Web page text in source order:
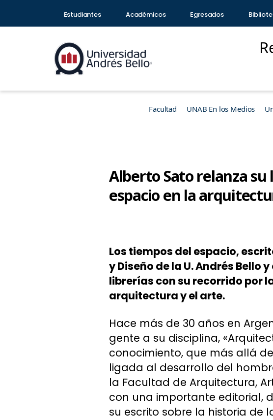
Estudiantes Académicos Egresados
Facultad UNAB En los Medios
Alberto Sato relanza
espacio en la
Los tiempos del espacio,
y Diseño de la U. Andrés Bello
librerías con su recorrido por
arquitectura y el arte.
Hace más de 30 años en
gente a su disciplina,
conocimiento, que más allá
ligada al desarrollo del
la Facultad de Arquitectura,
con una importante editorial,
su escrito sobre la historia de